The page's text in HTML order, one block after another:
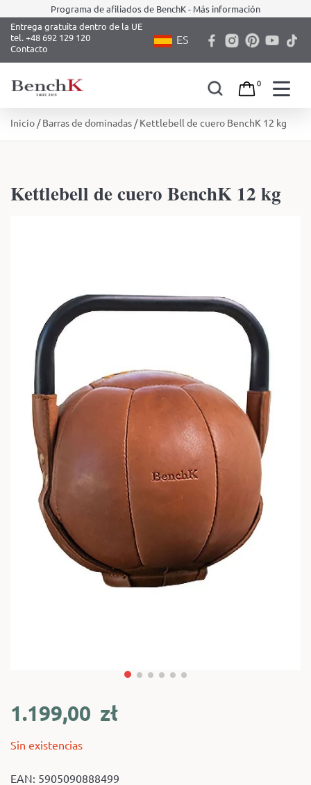
Programa de afiliados de BenchK - Más información
Entrega gratuita dentro de la UE
tel. +48 692 129 120
Contacto
ES
0
Inicio /Barras de dominadas / Kettlebell de cuero BenchK 12 kg
Kettlebell de cuero BenchK 12 kg
1.199,00 zł
Sin existencias
EAN: 5905090888499